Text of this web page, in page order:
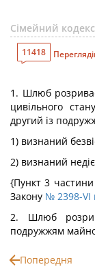
Сімейний
11418
1. Шлюб
цивільного
другий із
1) визнаний
2) визнаний
{Пункт 3 частини
Закону № 2398-VI
2. Шлюб
подружжям
Попередня